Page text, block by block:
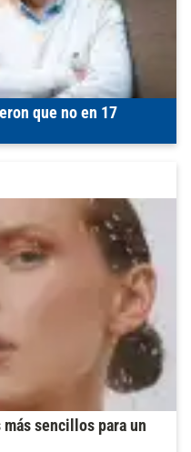
que no en 17
sencillos para un